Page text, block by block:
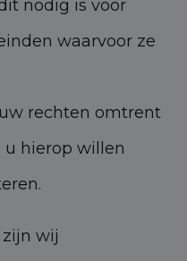
nodig is voor
waarvoor ze
rechten omtrent
u hierop willen
wij